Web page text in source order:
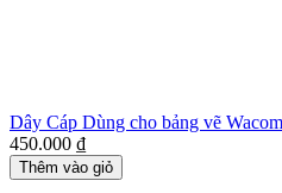
Dây Cáp Dùng cho bảng vẽ
450.000 ₫
Thêm vào giỏ